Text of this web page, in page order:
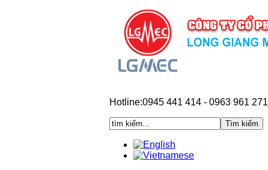
Hotline:0945 441 414 - 0963 961 271